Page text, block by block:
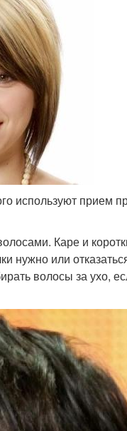
используют прием
Каре и
нужно или
волосы за ухо,